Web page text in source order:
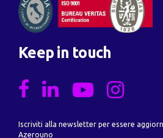
Keep in touch
Iscriviti alla newsletter per essere
Azerouno